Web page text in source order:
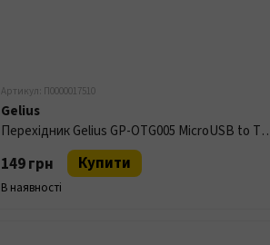
Артикул: П0000017510
Gelius
Перехідник Gelius
149 грн Купити
В наявності